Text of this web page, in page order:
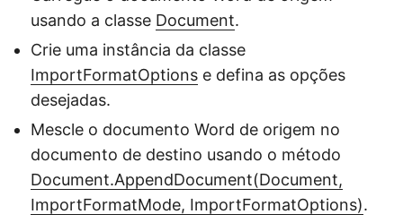
usando a classe Document.
Crie uma instância da classe
ImportFormatOptions e defina as opções
desejadas.
Mescle o documento Word de origem no
documento de destino usando o método
Document.AppendDocument(Document,
ImportFormatMode, ImportFormatOptions).